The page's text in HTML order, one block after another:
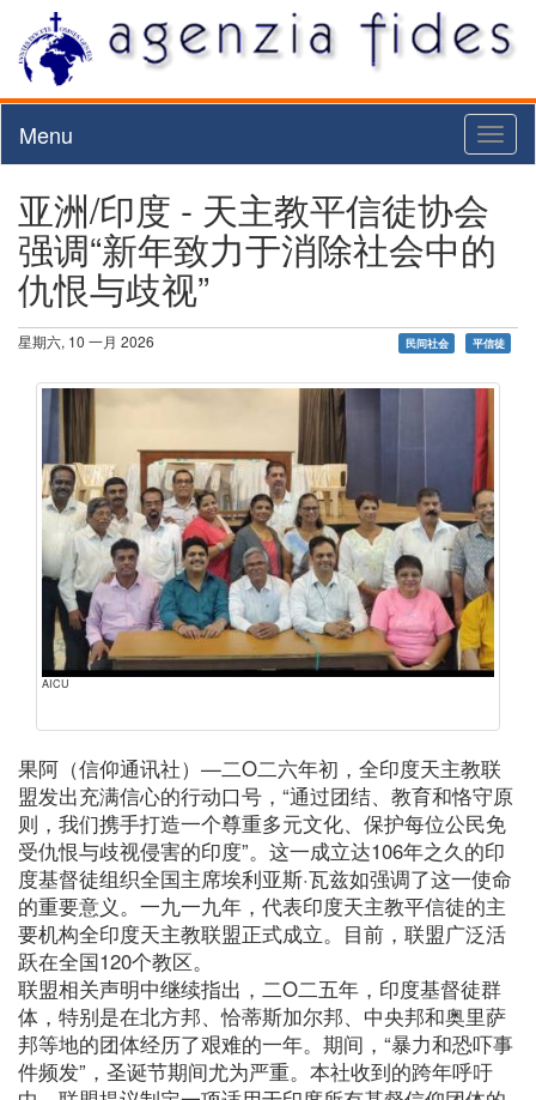
Menu
亚洲/印度 - 天主教平信徒协会
强调“新年致力于消除社会中的
仇恨与歧视”
星期六, 10 一月 2026 民间社会 平信徒
AICU
果阿（信仰通讯社）—二O二六年初，全印度天主教联
盟发出充满信心的行动口号，“通过团结、教育和恪守原
则，我们携手打造一个尊重多元文化、保护每位公民免
受仇恨与歧视侵害的印度”。这一成立达106年之久的印
度基督徒组织全国主席埃利亚斯·瓦兹如强调了这一使命
的重要意义。一九一九年，代表印度天主教平信徒的主
要机构全印度天主教联盟正式成立。目前，联盟广泛活
跃在全国120个教区。
联盟相关声明中继续指出，二O二五年，印度基督徒群
体，特别是在北方邦、恰蒂斯加尔邦、中央邦和奥里萨
邦等地的团体经历了艰难的一年。期间，“暴力和恐吓事
件频发”，圣诞节期间尤为严重。本社收到的跨年呼吁